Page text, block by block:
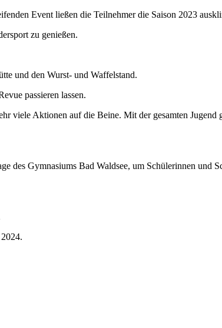
Event ließen die Teilnehmer die Saison 2023
zu genießen.
und den Wurst- und Waffelstand.
passieren lassen.
viele Aktionen auf die Beine. Mit der gesamten
des Gymnasiums Bad Waldsee, um Schülerinnen und